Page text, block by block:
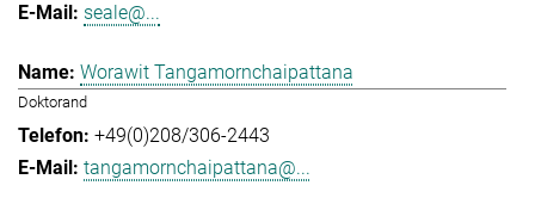
seale@...
Worawit Tangamornchaipattana
Doktorand
+49(0)208/306-2443
tangamornchaipattana@...